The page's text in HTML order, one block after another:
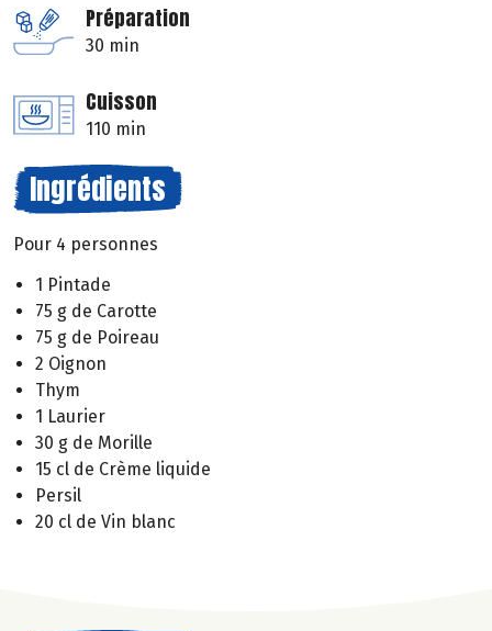
Préparation
30 min
Cuisson
110 min
Ingrédients
Pour 4 personnes
1 Pintade
75 g de Carotte
75 g de Poireau
2 Oignon
Thym
1 Laurier
30 g de Morille
15 cl de Crème liquide
Persil
20 cl de Vin blanc